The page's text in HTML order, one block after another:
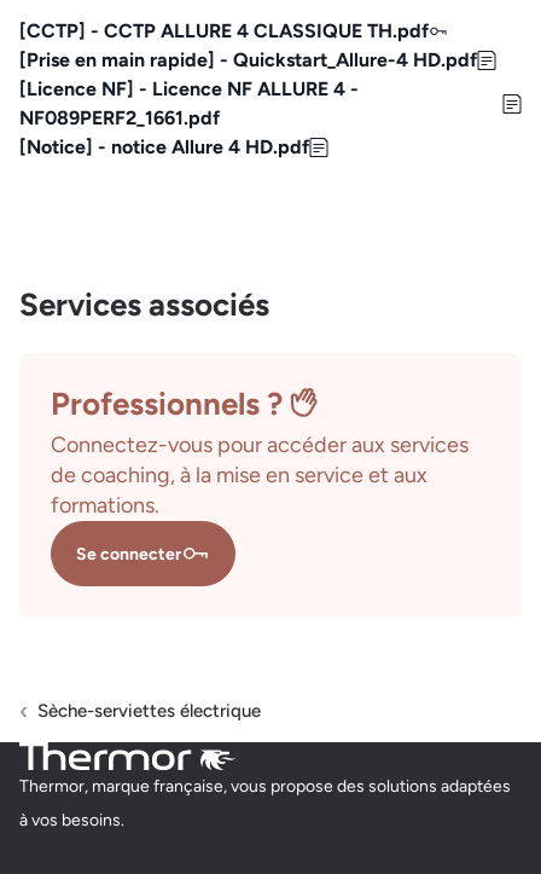
[CCTP] - CCTP ALLURE 4 CLASSIQUE TH.pdf
[Prise en main rapide] - Quickstart_Allure-4 HD.pdf
[Licence NF] - Licence NF ALLURE 4 -
NF089PERF2_1661.pdf
[Notice] - notice Allure 4 HD.pdf
Services associés
Professionnels ?
Connectez-vous pour accéder aux services
de coaching, à la mise en service et aux
formations.
Se connecter
Sèche-serviettes électrique
Thermor, marque française, vous propose des solutions adaptées
à vos besoins.